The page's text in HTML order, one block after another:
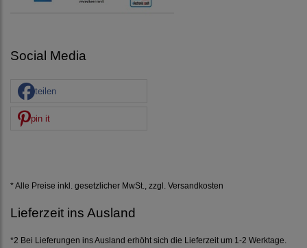
Social Media
teilen
pin it
* Alle Preise inkl. gesetzlicher MwSt., zzgl. Versandkosten
Lieferzeit ins Ausland
*2 Bei Lieferungen ins Ausland erhöht sich die Lieferzeit um 1-2 Werktage.